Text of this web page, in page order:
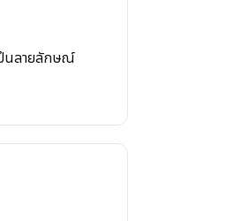
นลายลักษณ์